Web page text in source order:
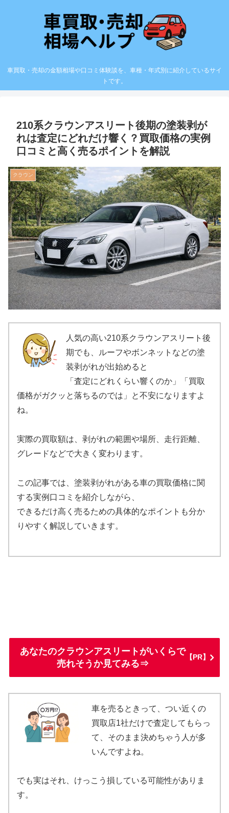
車買取・売却の金額相場や口コミ体験談を、車種・年式別に紹介しているサイ
トです。
210系クラウンアスリート後期の塗装剥が
れは査定にどれだけ響く？買取価格の実例
口コミと高く売るポイントを解説
クラウン
人気の高い210系クラウンアスリート後
期でも、ルーフやボンネットなどの塗
装剥がれが出始めると
「査定にどれくらい響くのか」「買取
価格がガクッと落ちるのでは」と不安になりますよ
ね。
実際の買取額は、剥がれの範囲や場所、走行距離、
グレードなどで大きく変わります。
この記事では、塗装剥がれがある車の買取価格に関
する実例口コミを紹介しながら、
できるだけ高く売るための具体的なポイントも分か
りやすく解説していきます。
あなたのクラウンアスリートがいくらで
売れそうか見てみる⇒
【PR】
車を売るときって、つい近くの
買取店1社だけで査定してもらっ
て、そのまま決めちゃう人が多
いんですよね。
でも実はそれ、けっこう損している可能性がありま
す。